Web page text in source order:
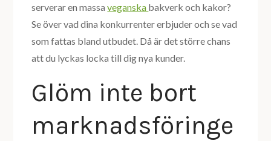
serverar en massaveganska bakverk och kakor?
Se över vad dina konkurrenter erbjuder och se vad
som fattas bland utbudet. Då är det större chans
att du lyckas locka till dig nya kunder.
Glöm inte bort
marknadsföringe